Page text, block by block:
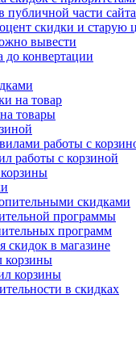
публичной части сайта
скидки и старую
вывести
до конвертации
на товар
товары
работы с
работы с корзиной
скидками
программы
программ
в магазине
корзины
корзины
в скидках